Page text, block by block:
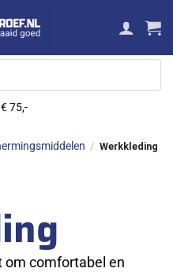
75,-
/ Werkkleding
om comfortabel en